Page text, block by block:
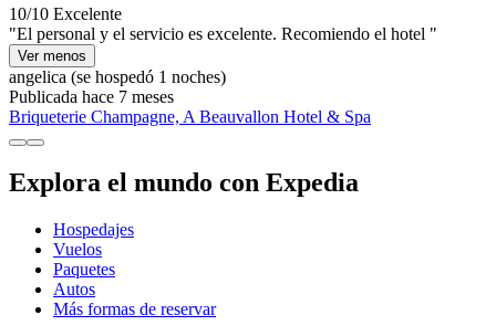
10/10 Excelente
"El personal y el servicio es excelente. Recomiendo el hotel "
Ver menos
angelica (se hospedó 1 noches)
Publicada hace 7 meses
Briqueterie Champagne, A Beauvallon Hotel & Spa
Explora el mundo con Expedia
Hospedajes
Vuelos
Paquetes
Autos
Más formas de reservar